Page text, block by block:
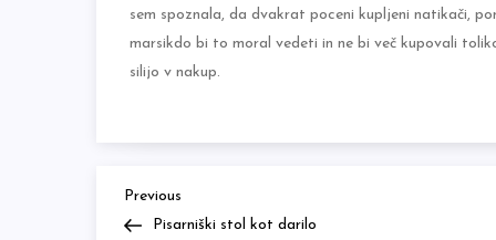
sem spoznala, da dvakrat poceni kupljeni natikači,
marsikdo bi to moral vedeti in ne bi več kupovali
silijo v nakup.
Navigacija
Previous
Post
Previous
Pisarniški stol kot darilo